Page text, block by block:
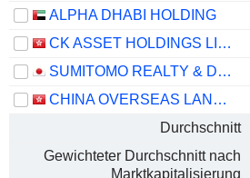
ALPHA DHABI HOLDING
CK ASSET HOLDINGS LIMITED
SUMITOMO REALTY & DEVELOPMENT CO., LTD.
CHINA OVERSEAS LAND & INVESTMENT LIMITED
Durchschnitt
Gewichteter Durchschnitt nach
Marktkapitalisierung